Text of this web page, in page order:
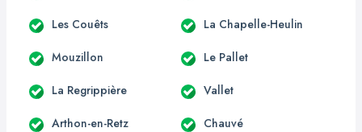
Les Couêts La Chapelle-Heulin
Mouzillon Le Pallet
La Regrippière Vallet
Arthon-en-Retz Chauvé